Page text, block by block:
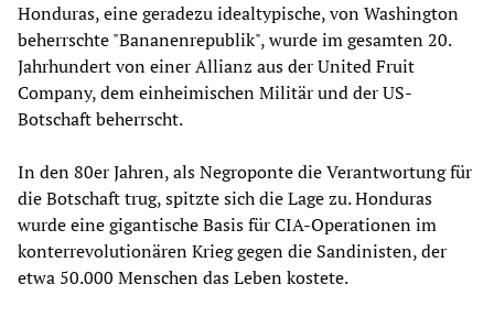
Honduras, eine geradezu idealtypische, von Washington
beherrschte "Bananenrepublik", wurde im gesamten 20.
Jahrhundert von einer Allianz aus der United Fruit
Company, dem einheimischen Militär und der US-
Botschaft beherrscht.
In den 80er Jahren, als Negroponte die Verantwortung für
die Botschaft trug, spitzte sich die Lage zu. Honduras
wurde eine gigantische Basis für CIA-Operationen im
konterrevolutionären Krieg gegen die Sandinisten, der
etwa 50.000 Menschen das Leben kostete.